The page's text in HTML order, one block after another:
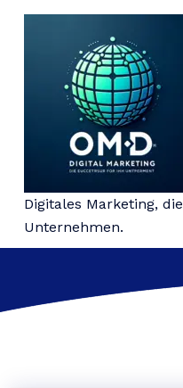
Digitales Marketing,
Unternehmen.
Startseite